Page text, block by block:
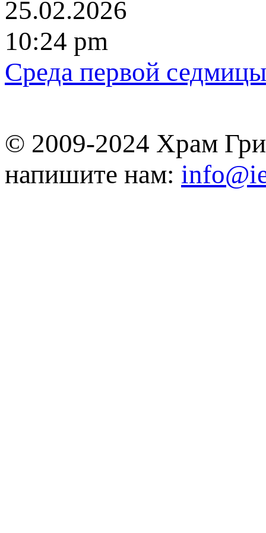
25.02.2026
10:24 pm
Среда первой
© 2009-2024 Храм
напишите нам: